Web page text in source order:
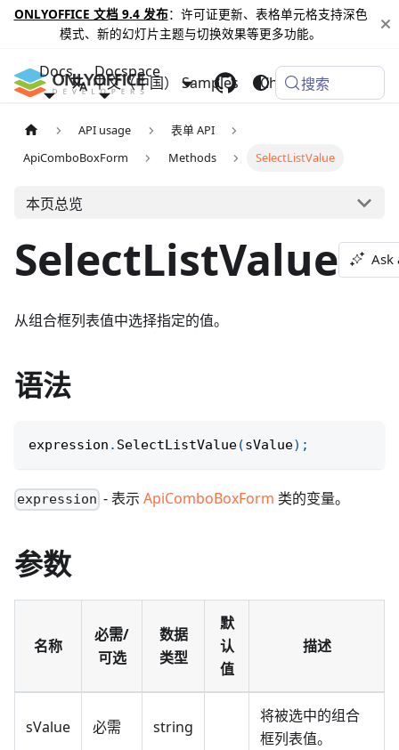
ONLYOFFICE 文档 9.4 发布：许可证更新、表格单元格支持深色
模式、新的幻灯片主题与切换效果等更多功能。
Docs Docspace
Samples Changelog
中文（中国） 搜索
API usage
表单 API
ApiComboBoxForm
Methods SelectListValue
本页总览
SelectListValue Ask
从组合框列表值中选择指定的值。
语法
expression . SelectListValue(sValue) ;
expression - 表示ApiComboBoxForm 类的变量。
参数
名称
必需/
可选
数据
类型
默
认
值
描述
sValue 必需 string
将被选中的组合
框列表值。